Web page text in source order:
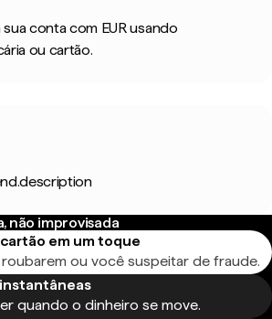
conta com EUR usando
ou cartão.
não improvisada
em um toque
ou você suspeitar de fraude.
quando o dinheiro se move.